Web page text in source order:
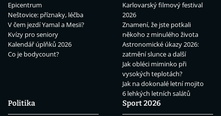
Epicentrum
Neštovice: příznaky, léčba
V čem jezdí Yamal a Mesii?
Kvízy pro seniory
Kalendář úplňků 2026
Co je bodycount?
Karlovarský filmový festival
2026
Znamení, že jste potkali
někoho z minulého života
Astronomické úkazy 2026:
zatmění slunce a další
Jak obléci miminko při
vysokých teplotách?
Jak na dokonalé letní mojito
6 lehkých letních salátů
Politika
Sport 2026